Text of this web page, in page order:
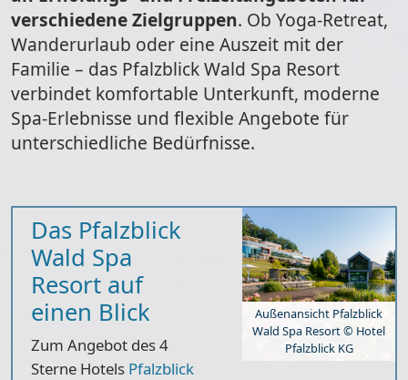
verschiedene Zielgruppen. Ob Yoga-Retreat,
Wanderurlaub oder eine Auszeit mit der
Familie – das Pfalzblick Wald Spa Resort
verbindet komfortable Unterkunft, moderne
Spa-Erlebnisse und flexible Angebote für
unterschiedliche Bedürfnisse.
Außenansicht Pfalzblick
Wald Spa Resort © Hotel
Pfalzblick KG
Das Pfalzblick
Wald Spa
Resort auf
einen Blick
Zum Angebot des 4
Sterne Hotels Pfalzblick